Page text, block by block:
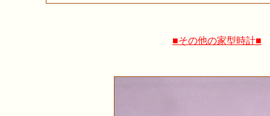
■その他の家型時計■